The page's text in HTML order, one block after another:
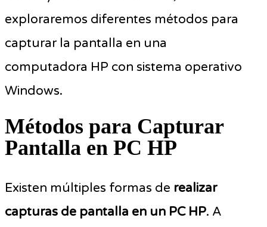
exploraremos diferentes métodos para
capturar la pantalla en una
computadora HP con sistema operativo
Windows.
Métodos para Capturar
Pantalla en PC HP
Existen múltiples formas de realizar
capturas de pantalla en un PC HP. A